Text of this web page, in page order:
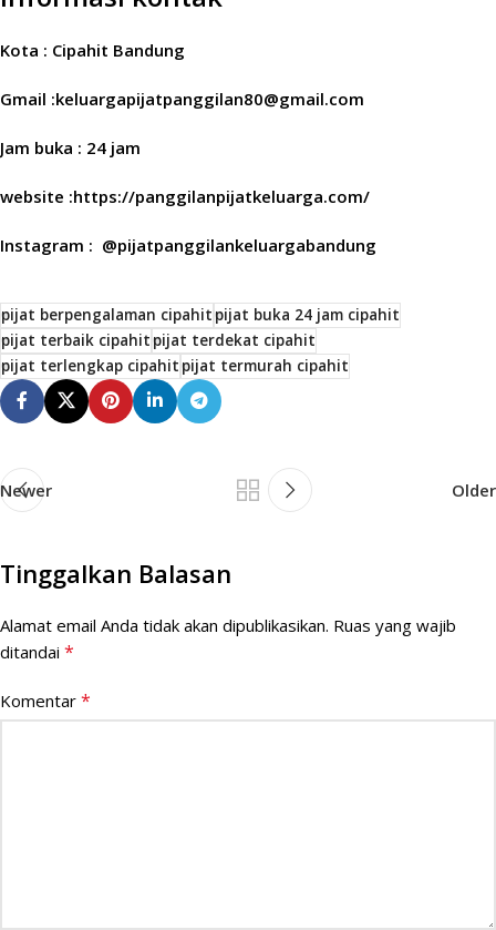
Kota : Cipahit Bandung
Gmail :keluargapijatpanggilan80@gmail.com
Jam buka : 24 jam
website :https://panggilanpijatkeluarga.com/
Instagram : @pijatpanggilankeluargabandung
pijat berpengalaman cipahitpijat buka 24 jam cipahit
pijat terbaik cipahitpijat terdekat cipahit
pijat terlengkap cipahitpijat termurah cipahit
Newer Older
Tinggalkan Balasan
Alamat email Anda tidak akan dipublikasikan. Ruas yang wajib
ditandai *
Komentar *